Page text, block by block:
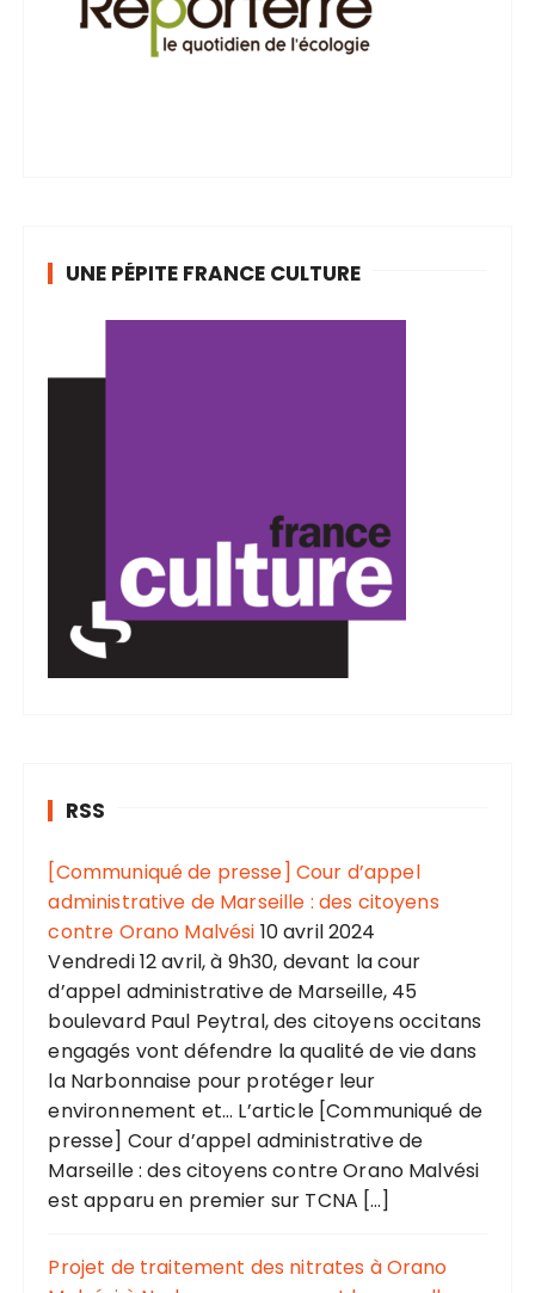
UNE PÉPITE FRANCE CULTURE
RSS
[Communiqué de presse] Cour d’appel
administrative de Marseille : des citoyens
contre Orano Malvési 10 avril 2024
Vendredi 12 avril, à 9h30, devant la cour
d’appel administrative de Marseille, 45
boulevard Paul Peytral, des citoyens occitans
engagés vont défendre la qualité de vie dans
la Narbonnaise pour protéger leur
environnement et... L’article [Communiqué de
presse] Cour d’appel administrative de
Marseille : des citoyens contre Orano Malvési
est apparu en premier sur TCNA […]
Projet de traitement des nitrates à Orano